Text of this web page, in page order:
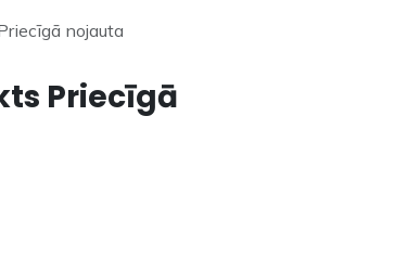
nojauta
Priecīgā